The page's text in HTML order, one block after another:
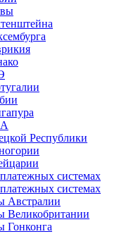
Республики
системах
системах
Австралии
Великобритании
Гонконга